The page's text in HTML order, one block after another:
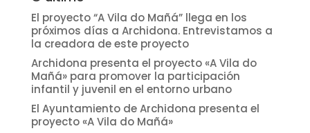
El proyecto “A Vila do Mañá” llega en los
próximos días a Archidona. Entrevistamos a
la creadora de este proyecto
Archidona presenta el proyecto «A Vila do
Mañá» para promover la participación
infantil y juvenil en el entorno urbano
El Ayuntamiento de Archidona presenta el
proyecto «A Vila do Mañá»